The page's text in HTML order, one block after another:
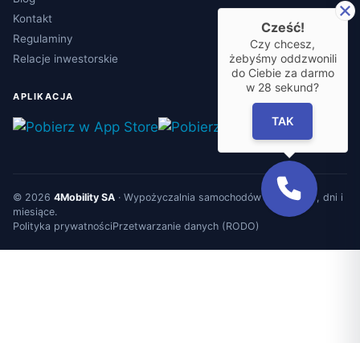
Kontakt
Regulaminy
Relacje inwestorskie
APLIKACJA
© 2026 4Mobility SA · Wypożyczalnia samochodówna godziny, dni i
miesiące.
Polityka prywatnościPrzetwarzanie danych (RODO)
Cześć!
Czy chcesz,
żebyśmy oddzwonili
do Ciebie za darmo
w 28 sekund?
TAK